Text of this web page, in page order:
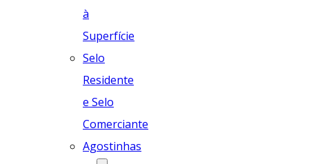
à
Superfície
Selo
Residente
e Selo
Comerciante
Agostinhas